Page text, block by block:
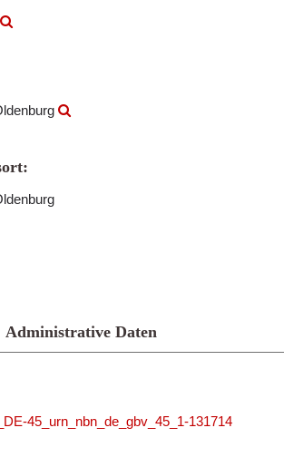
Administrative Daten
45_urn_nbn_de_gbv_45_1-131714